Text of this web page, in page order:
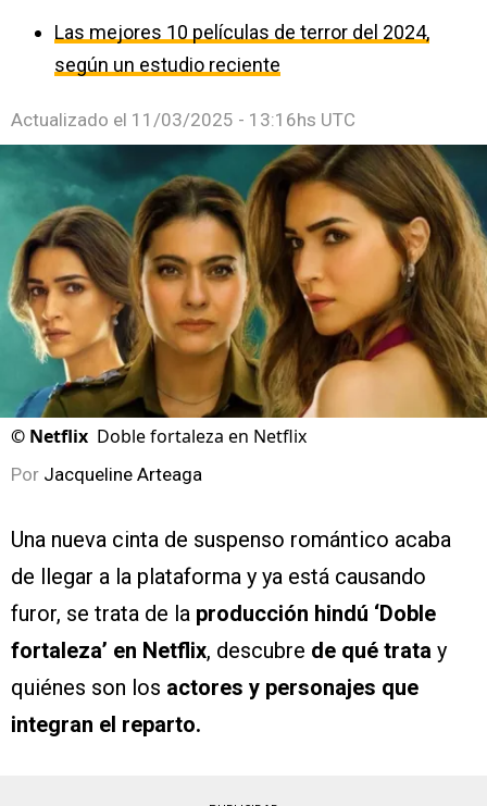
Las mejores 10 películas de terror del 2024,
según un estudio reciente
Actualizado el 11/03/2025 - 13:16hs UTC
© Netflix Doble fortaleza en Netflix
Por Jacqueline Arteaga
Una nueva cinta de suspenso romántico acaba
de llegar a la plataforma y ya está causando
furor, se trata de la producción hindú ‘Doble
fortaleza’ en Netflix, descubre de qué trata y
quiénes son los actores y personajes que
integran el reparto.